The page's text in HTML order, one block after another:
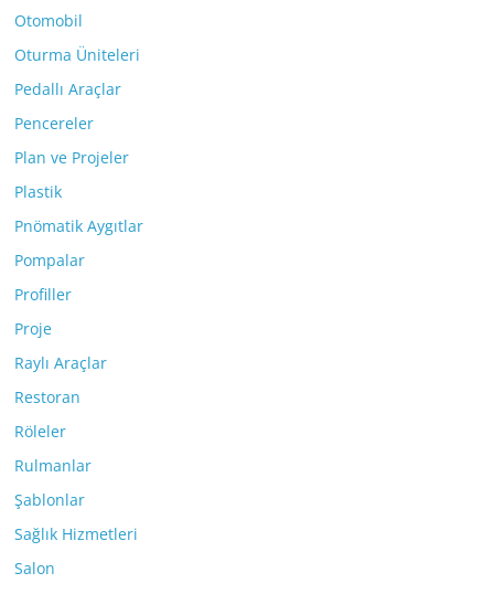
Otomobil
Oturma Üniteleri
Pedallı Araçlar
Pencereler
Plan ve Projeler
Plastik
Pnömatik Aygıtlar
Pompalar
Profiller
Proje
Raylı Araçlar
Restoran
Röleler
Rulmanlar
Şablonlar
Sağlık Hizmetleri
Salon